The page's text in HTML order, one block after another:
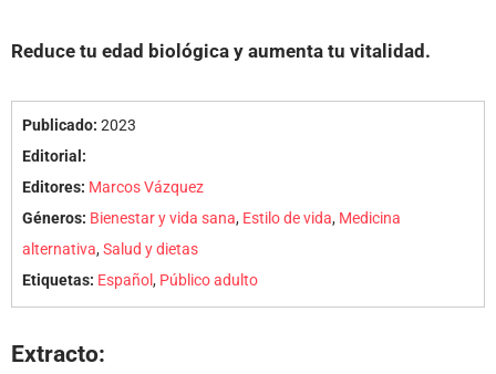
Reduce tu edad biológica y aumenta tu vitalidad.
Publicado: 2023
Editorial:
Editores: Marcos Vázquez
Géneros: Bienestar y vida sana, Estilo de vida, Medicina
alternativa,Salud y dietas
Etiquetas: Español, Público adulto
Extracto: